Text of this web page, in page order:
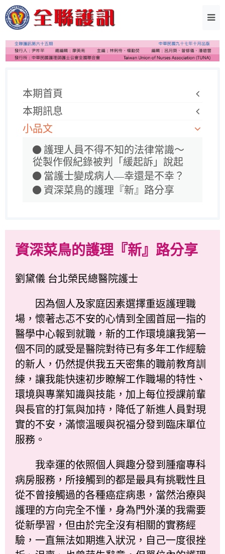
本期首頁
本期訊息
小品文
護理人員不得不知的法律常識～
從製作假紀錄被判「緩起訴」說起
當護士變成病人—幸還是不幸？
資深菜鳥的護理『新』路分享
資深菜鳥的護理『新』路分享
劉黛儀 台北榮民總醫院護士
因為個人及家庭因素選擇重返護理職
場，懷著忐忑不安的心情到全國首屈一指的
醫學中心報到就職，新的工作環境讓我第一
個不同的感受是醫院對待已有多年工作經驗
的新人，仍然提供我五天密集的職前教育訓
練，讓我能快速初步瞭解工作職場的特性、
環境與專業知識與技能，加上每位授課前輩
與長官的打氣與加持，降低了新進人員對現
實的不安，滿懷溫暖與祝福分發到臨床單位
服務。
我幸運的依照個人興趣分發到腫瘤專科
病房服務，所接觸到的都是最具有挑戰性且
從不曾接觸過的各種癌症病患，當然治療與
護理的方向完全不懂，身為門外漢的我需要
從新學習，但由於完全沒有相關的實務經
驗，一直無法如期進入狀況，自己一度很挫